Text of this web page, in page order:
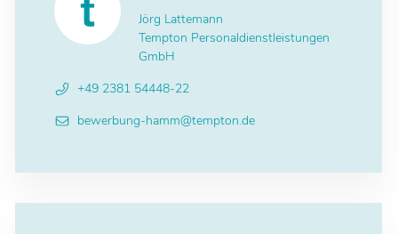
Jörg Lattemann
Tempton Personaldienstleistungen
GmbH
+49 2381 54448-22
bewerbung-hamm@tempton.de